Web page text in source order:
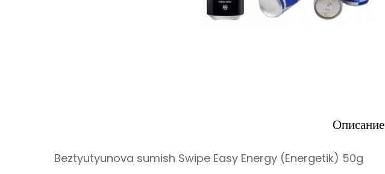
Описание
Beztyutyunova sumish Swipe Easy Energy (Energetik) 50g